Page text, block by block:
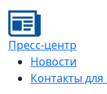
Пресс-центр
Новости
Контакты